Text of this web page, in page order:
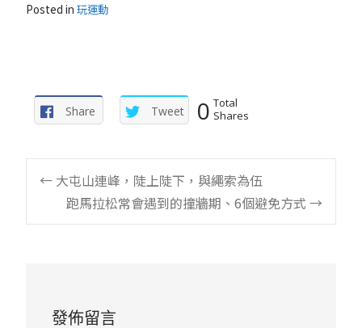
Posted in 玩運動
Share Tweet 0 Total
Shares
Post
navigation
← 大屯山連峰，陡上陡下，與繩索為伍
跑馬拉松常會遇到的撞牆期、6個避免方式 →
發佈留言